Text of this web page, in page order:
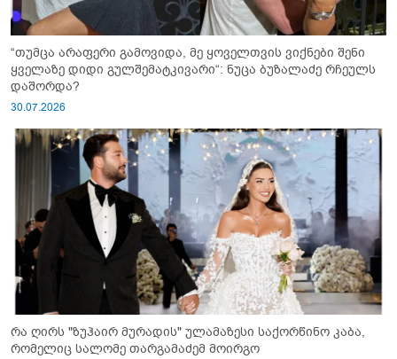
“თუმცა არაფერი გამოვიდა, მე ყოველთვის ვიქნები შენი
ყველაზე დიდი გულშემატკივარი“: ნუცა ბუზალაძე რჩეულს
დაშორდა?
30.07.2026
რა ღირს "ზუჰაირ მურადის" ულამაზესი საქორწინო კაბა,
რომელიც სალომე თარგამაძემ მოირგო